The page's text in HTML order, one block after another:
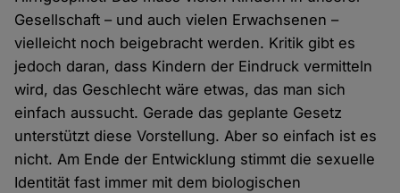
Gesellschaft – und auch vielen Erwachsenen –
vielleicht noch beigebracht werden. Kritik gibt es
jedoch daran, dass Kindern der Eindruck vermitteln
wird, das Geschlecht wäre etwas, das man sich
einfach aussucht. Gerade das geplante Gesetz
unterstützt diese Vorstellung. Aber so einfach ist es
nicht. Am Ende der Entwicklung stimmt die sexuelle
Identität fast immer mit dem biologischen